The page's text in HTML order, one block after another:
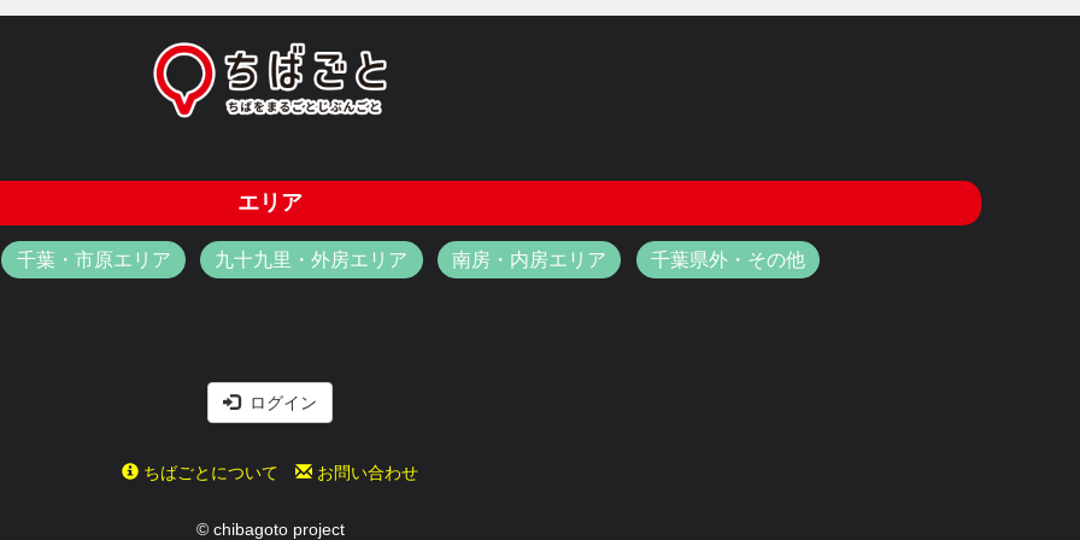
エリア
千葉・市原エリア 九十九里・外房エリア 南房・内房エリア 千葉県外・その他
ログイン
ちばごとについて お問い合わせ
© chibagoto project